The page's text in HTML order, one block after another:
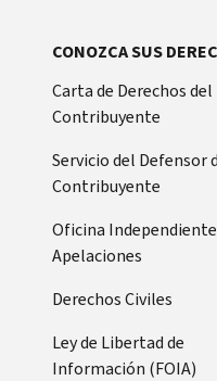
CONOZCA SUS
Carta de Derechos del
Contribuyente
Servicio del Defensor
Contribuyente
Oficina
Apelaciones
Derechos Civiles
Ley de Libertad de
Información (FOIA)